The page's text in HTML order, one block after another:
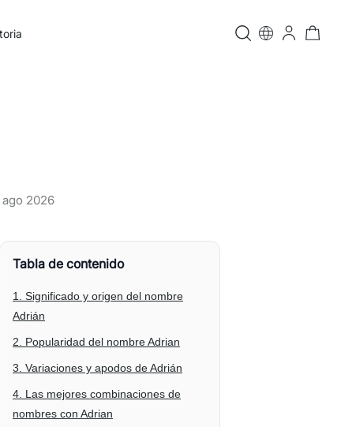
ago 2026
Tabla de contenido
1. Significado y origen del nombre
Adrián
2. Popularidad del nombre Adrian
3. Variaciones y apodos de Adrián
4. Las mejores combinaciones de
nombres con Adrian